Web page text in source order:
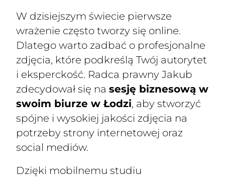
W dzisiejszym świecie pierwsze
wrażenie często tworzy się online.
Dlatego warto zadbać o profesjonalne
zdjęcia, które podkreślą Twój autorytet
i eksperckość. Radca prawny Jakub
zdecydował się nasesję biznesową w
swoim biurze w Łodzi, aby stworzyć
spójne i wysokiej jakości zdjęcia na
potrzeby strony internetowej oraz
social mediów.
Dzięki mobilnemu studiu